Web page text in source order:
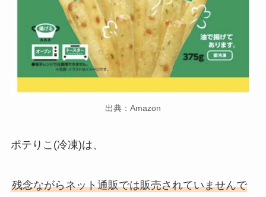
出典：Amazon
ポテりこ(冷凍)は、
残念ながらネット通販では販売されていませんで